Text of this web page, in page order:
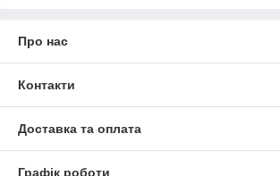
Про нас
Контакти
Доставка та оплата
Графік роботи